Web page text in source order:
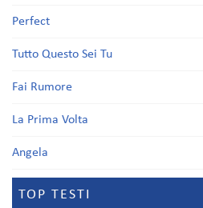
Perfect
Tutto Questo Sei Tu
Fai Rumore
La Prima Volta
Angela
TOP TESTI